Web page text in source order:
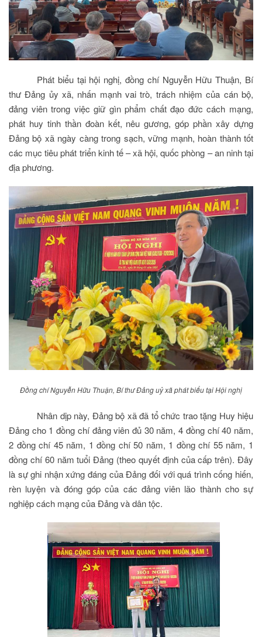
Phát biểu tại hội nghị, đồng chí Nguyễn Hữu Thuận, Bí
thư Đảng ủy xã, nhấn mạnh vai trò, trách nhiệm của cán bộ,
đảng viên trong việc giữ gìn phẩm chất đạo đức cách mạng,
phát huy tinh thần đoàn kết, nêu gương, góp phần xây dựng
Đảng bộ xã ngày càng trong sạch, vững mạnh, hoàn thành tốt
các mục tiêu phát triển kinh tế – xã hội, quốc phòng – an ninh tại
địa phương.
Đồng chí Nguyễn Hữu Thuận, Bí thư Đảng uỷ xã phát biểu tại Hội nghị
Nhân dịp này, Đảng bộ xã đã tổ chức trao tặng Huy hiệu
Đảng cho 1 đồng chí đảng viên đủ 30 năm, 4 đồng chí 40 năm,
2 đồng chí 45 năm, 1 đồng chí 50 năm, 1 đồng chí 55 năm, 1
đồng chí 60 năm tuổi Đảng (theo quyết định của cấp trên). Đây
là sự ghi nhận xứng đáng của Đảng đối với quá trình cống hiến,
rèn luyện và đóng góp của các đảng viên lão thành cho sự
nghiệp cách mạng của Đảng và dân tộc.